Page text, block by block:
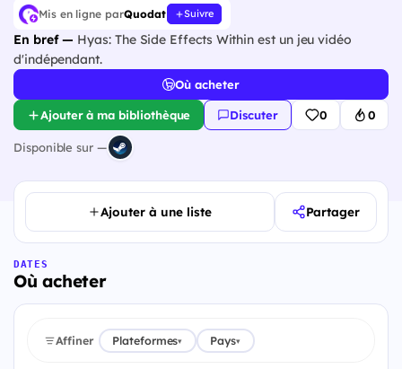
Mis en ligne parQuodat Suivre
En bref — Hyas: The Side Effects Within est un jeu vidéo
d'indépendant.
Où acheter
Ajouter à ma bibliothèque Discuter 0 0
Disponible sur —
Ajouter à une liste Partager
DATES
Où acheter
Affiner Plateformes▾ Pays▾